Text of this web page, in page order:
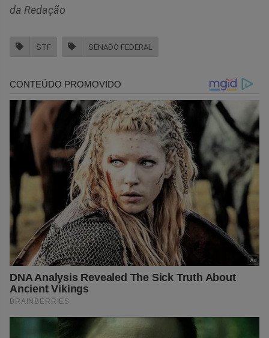
da Redação
STF SENADO FEDERAL